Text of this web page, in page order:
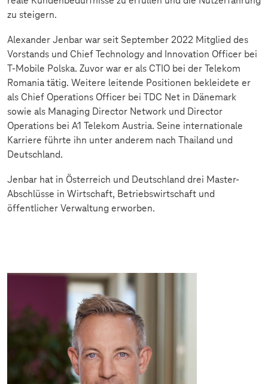
zu steigern.
Alexander Jenbar war seit September 2022 Mitglied des
Vorstands und Chief Technology and Innovation Officer bei
T-Mobile Polska. Zuvor war er als CTIO bei der Telekom
Romania tätig. Weitere leitende Positionen bekleidete er
als Chief Operations Officer bei TDC Net in Dänemark
sowie als Managing Director Network und Director
Operations bei A1 Telekom Austria. Seine internationale
Karriere führte ihn unter anderem nach Thailand und
Deutschland.
Jenbar hat in Österreich und Deutschland drei Master-
Abschlüsse in Wirtschaft, Betriebswirtschaft und
öffentlicher Verwaltung erworben.